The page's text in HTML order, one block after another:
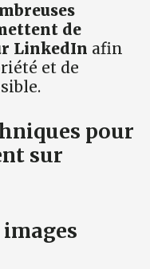
de
LinkedIn afin
et de
pour
sur